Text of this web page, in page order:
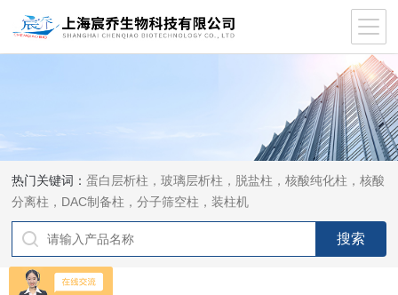
热门关键词：蛋白层析柱，玻璃层析柱，脱盐柱，核酸纯化柱，核酸
分离柱，DAC制备柱，分子筛空柱，装柱机